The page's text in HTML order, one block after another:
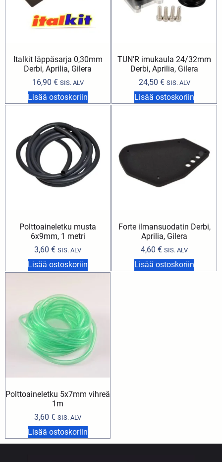
Italkit läppäsarja 0,30mm
Derbi, Aprilia, Gilera
16,90 € SIS. ALV
Lisää ostoskoriin
TUN’R imukaula 24/32mm
Derbi, Aprilia, Gilera
24,50 € SIS. ALV
Lisää ostoskoriin
Polttoaineletku musta
6x9mm, 1 metri
3,60 € SIS. ALV
Lisää ostoskoriin
Forte ilmansuodatin Derbi,
Aprilia, Gilera
4,60 € SIS. ALV
Lisää ostoskoriin
Polttoaineletku 5x7mm vihreä
1m
3,60 € SIS. ALV
Lisää ostoskoriin